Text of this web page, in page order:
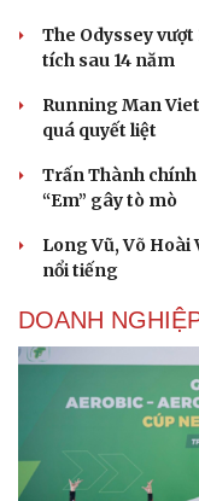
The Odyssey
tích sau 14 năm
Running Man
quá quyết liệt
Trấn Thành
“Em” gây tò mò
Long Vũ, Võ Hoài
nổi tiếng
DOANH